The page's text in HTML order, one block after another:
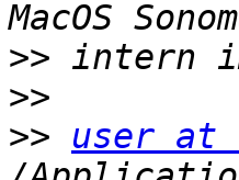
>>
>>
>>
user at